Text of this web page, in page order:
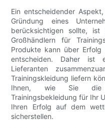
Ein entscheidender
Gründung eines
berücksichtigen sollte,
Großhändlern für
Produkte kann über Erfolg
entscheiden. Daher ist
Lieferanten
Trainingskleidung liefern
Ihnen, wie Sie die
Trainingsbekleidung für Ihr
Ihren Erfolg auf dem
sicherstellen.